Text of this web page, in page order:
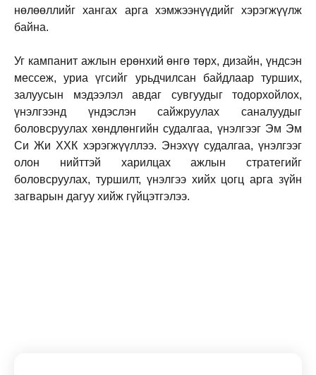
нөлөөллийг хангах арга хэмжээнүүдийг хэрэгжүүлж
байна.
Уг кампанит ажлын ерөнхий өнгө төрх, дизайн, үндсэн
мессеж, уриа үгсийг урьдчилсан байдлаар турших,
залуусын мэдээлэл авдаг сувгуудыг тодорхойлох,
үнэлгээнд үндэслэн сайжруулах саналуудыг
боловсруулах хөндлөнгийн судалгаа, үнэлгээг Эм Эм
Си Жи ХХК хэрэгжүүллээ. Энэхүү судалгаа, үнэлгээг
олон нийттэй харилцах ажлын стратегийг
боловсруулах, туршилт, үнэлгээ хийх цогц арга зүйн
загварын дагуу хийж гүйцэтгэлээ.